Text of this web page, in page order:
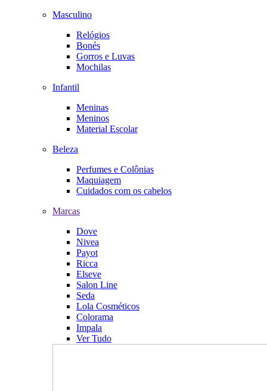
Masculino
Relógios
Bonés
Gorros e Luvas
Mochilas
Infantil
Meninas
Meninos
Material Escolar
Beleza
Perfumes e Colônias
Maquiagem
Cuidados com os cabelos
Marcas
Dove
Nivea
Payot
Ricca
Elseve
Salon Line
Seda
Lola Cosméticos
Colorama
Impala
Ver Tudo